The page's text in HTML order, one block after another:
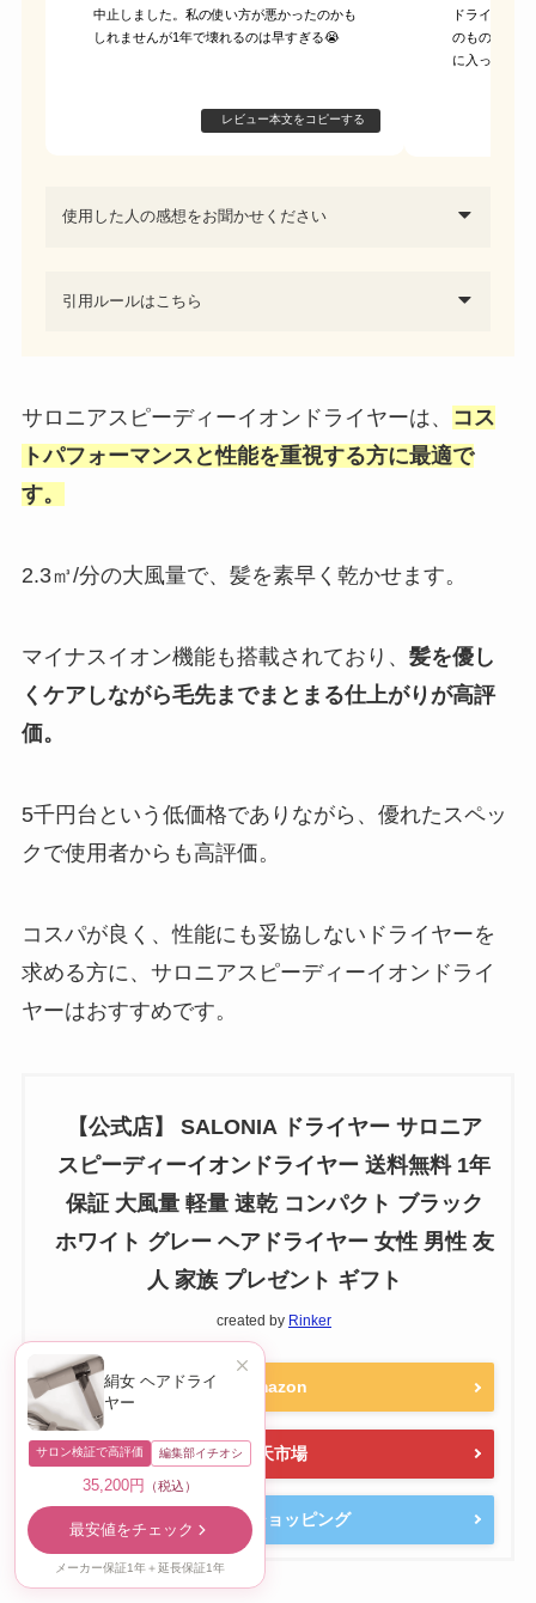
中止しました。私の使い方が悪かったのかも
しれませんが1年で壊れるのは早すぎる😭
レビュー本文をコピーする
ドライヤー
のものよりも
に入っている
使用した人の感想をお聞かせください
引用ルールはこちら
サロニアスピーディーイオンドライヤーは、
コス
トパフォーマンスと性能を重視する方に最適で
す。
2.3㎥/分の大風量で、髪を素早く乾かせます。
マイナスイオン機能も搭載されており、 髪を優し
くケアしながら毛先までまとまる仕上がりが高評
価。
5千円台という低価格でありながら、優れたスペッ
クで使用者からも高評価。
コスパが良く、性能にも妥協しないドライヤーを
求める方に、サロニアスピーディーイオンドライ
ヤーはおすすめです。
【公式店】 SALONIA ドライヤー サロニア
スピーディーイオンドライヤー 送料無料 1年
保証 大風量 軽量 速乾 コンパクト ブラック
ホワイト グレー ヘアドライヤー 女性 男性 友
人 家族 プレゼント ギフト
created by Rinker
Amazon
楽天市場
Yahooショッピング
絹女 ヘアドライ
ヤー
サロン検証で高評価 編集部イチオシ
35,200円 （税込）
最安値をチェック
メーカー保証1年＋延長保証1年